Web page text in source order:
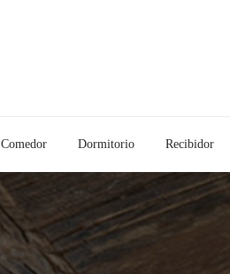
Comedor Dormitorio Recibidor